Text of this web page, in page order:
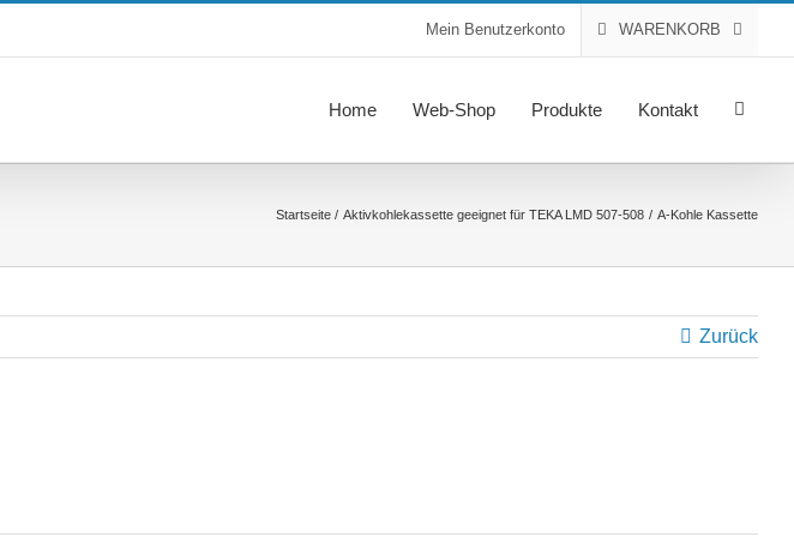
Mein Benutzerkonto WARENKORB
Home Web-Shop Produkte Kontakt
Startseite Aktivkohlekassette geeignet für TEKA LMD 507-508 A-Kohle Kassette
Zurück